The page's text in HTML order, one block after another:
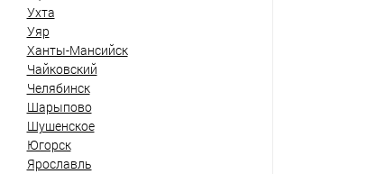
Ухта
Уяр
Ханты-Мансийск
Чайковский
Челябинск
Шарыпово
Шушенское
Югорск
Ярославль